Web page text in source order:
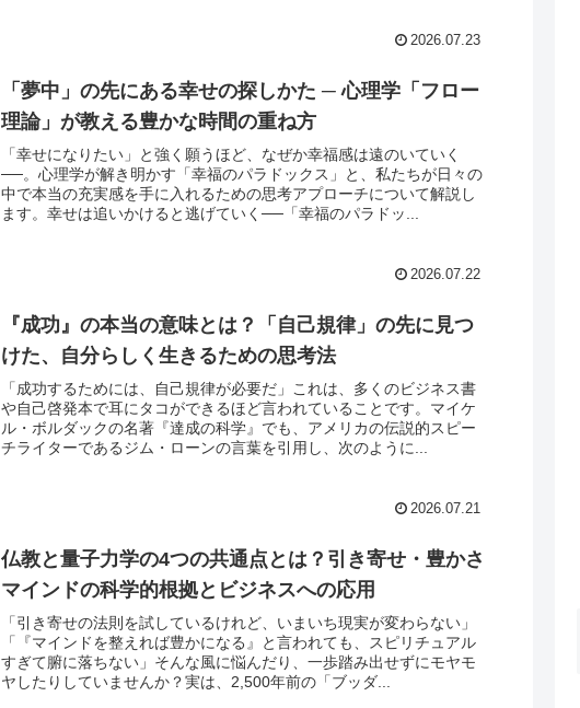
2026.07.23
「夢中」の先にある幸せの探しかた ─ 心理学「フロー
理論」が教える豊かな時間の重ね方
「幸せになりたい」と強く願うほど、なぜか幸福感は遠のいていく
──。心理学が解き明かす「幸福のパラドックス」と、私たちが日々の
中で本当の充実感を手に入れるための思考アプローチについて解説し
ます。幸せは追いかけると逃げていく──「幸福のパラドッ...
2026.07.22
『成功』の本当の意味とは？「自己規律」の先に見つ
けた、自分らしく生きるための思考法
「成功するためには、自己規律が必要だ」これは、多くのビジネス書
や自己啓発本で耳にタコができるほど言われていることです。マイケ
ル・ボルダックの名著『達成の科学』でも、アメリカの伝説的スピー
チライターであるジム・ローンの言葉を引用し、次のように...
2026.07.21
仏教と量子力学の4つの共通点とは？引き寄せ・豊かさ
マインドの科学的根拠とビジネスへの応用
「引き寄せの法則を試しているけれど、いまいち現実が変わらない」
「『マインドを整えれば豊かになる』と言われても、スピリチュアル
すぎて腑に落ちない」そんな風に悩んだり、一歩踏み出せずにモヤモ
ヤしたりしていませんか？実は、2,500年前の「ブッダ...